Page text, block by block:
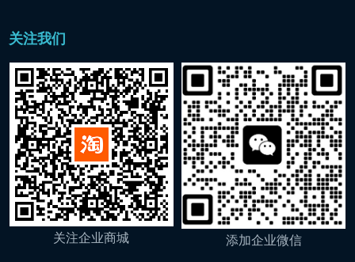
臭氧水洗假牙器
果蔬清洗机
商用设备
电解氧化离子水机
关注我们
关注企业商城 添加企业微信